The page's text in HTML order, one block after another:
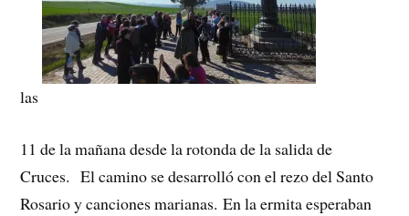
las
11 de la mañana desde la rotonda de la salida de
Cruces. El camino se desarrolló con el rezo del Santo
Rosario y canciones marianas. En la ermita esperaban